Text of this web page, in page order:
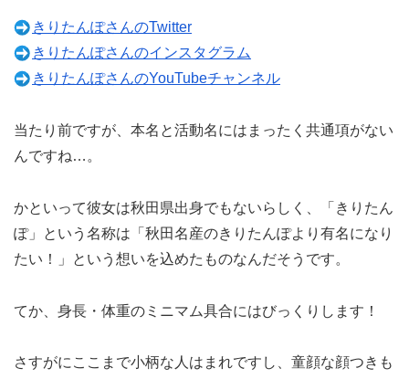
きりたんぽさんのTwitter
きりたんぽさんのインスタグラム
きりたんぽさんのYouTubeチャンネル
当たり前ですが、本名と活動名にはまったく共通項がない
んですね…。
かといって彼女は秋田県出身でもないらしく、「きりたん
ぽ」という名称は「秋田名産のきりたんぽより有名になり
たい！」という想いを込めたものなんだそうです。
てか、身長・体重のミニマム具合にはびっくりします！
さすがにここまで小柄な人はまれですし、童顔な顔つきも